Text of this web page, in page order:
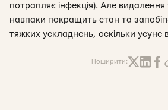
потрапляє інфекція). Але видалення
навпаки покращить стан та
тяжких ускладнень, оскільки усуне
Поширити: